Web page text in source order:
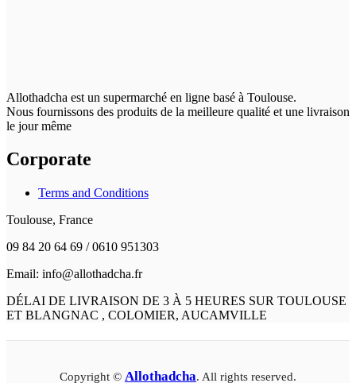
Allothadcha est un supermarché en ligne basé à Toulouse.
Nous fournissons des produits de la meilleure qualité et une livraison
le jour même
Corporate
Terms and Conditions
Toulouse, France
09 84 20 64 69 / 0610 951303
Email: info@allothadcha.fr
DÉLAI DE LIVRAISON DE 3 À 5 HEURES SUR TOULOUSE
ET BLANGNAC , COLOMIER, AUCAMVILLE
Copyright © Allothadcha. All rights reserved.